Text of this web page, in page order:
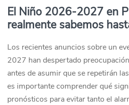
El Niño 2026-2027 en
realmente sabemos
Los recientes anuncios sobre un
2027 han despertado
antes de asumir que se repetirán
es importante comprender qué
pronósticos para evitar tanto el